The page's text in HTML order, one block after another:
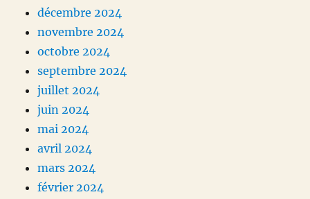
décembre 2024
novembre 2024
octobre 2024
septembre 2024
juillet 2024
juin 2024
mai 2024
avril 2024
mars 2024
février 2024